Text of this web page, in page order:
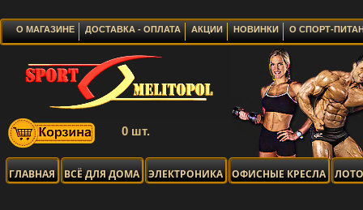
О МАГАЗИНЕ ДОСТАВКА - ОПЛАТА АКЦИИ НОВИНКИ О СПОРТ-
0 шт.
ГЛАВНАЯ ВСЁ ДЛЯ ДОМА ЭЛЕКТРОНИКА ОФИСНЫЕ КРЕСЛА